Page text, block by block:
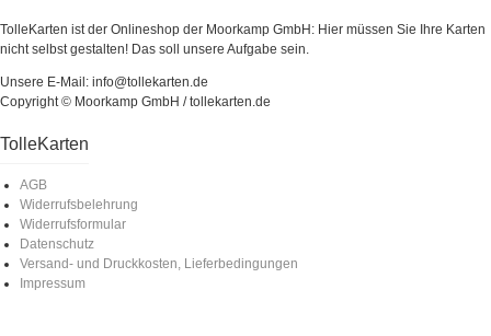
TolleKarten ist der Onlineshop der Moorkamp GmbH: Hier müssen Sie Ihre Karten
nicht selbst gestalten! Das soll unsere Aufgabe sein.
Unsere E-Mail: info@tollekarten.de
Copyright © Moorkamp GmbH / tollekarten.de
TolleKarten
AGB
Widerrufsbelehrung
Widerrufsformular
Datenschutz
Versand- und Druckkosten, Lieferbedingungen
Impressum